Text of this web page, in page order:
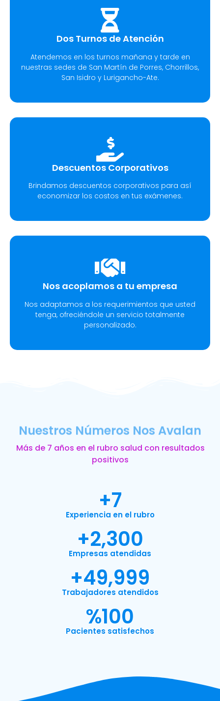
Dos Turnos de Atención
Atendemos en los turnos mañana y tarde en
nuestras sedes de San Martín de Porres, Chorrillos,
San Isidro y Lurigancho-Ate.
Descuentos Corporativos
Brindamos descuentos corporativos para así
economizar los costos en tus exámenes.
Nos acoplamos a tu empresa
Nos adaptamos a los requerimientos que usted
tenga, ofreciéndole un servicio totalmente
personalizado.
Nuestros Números Nos Avalan
Más de 7 años en el rubro salud con resultados
positivos
Experiencia en el rubro
+7
Empresas atendidas
+2,300
Trabajadores atendidos
+49,999
Pacientes satisfechos
%100